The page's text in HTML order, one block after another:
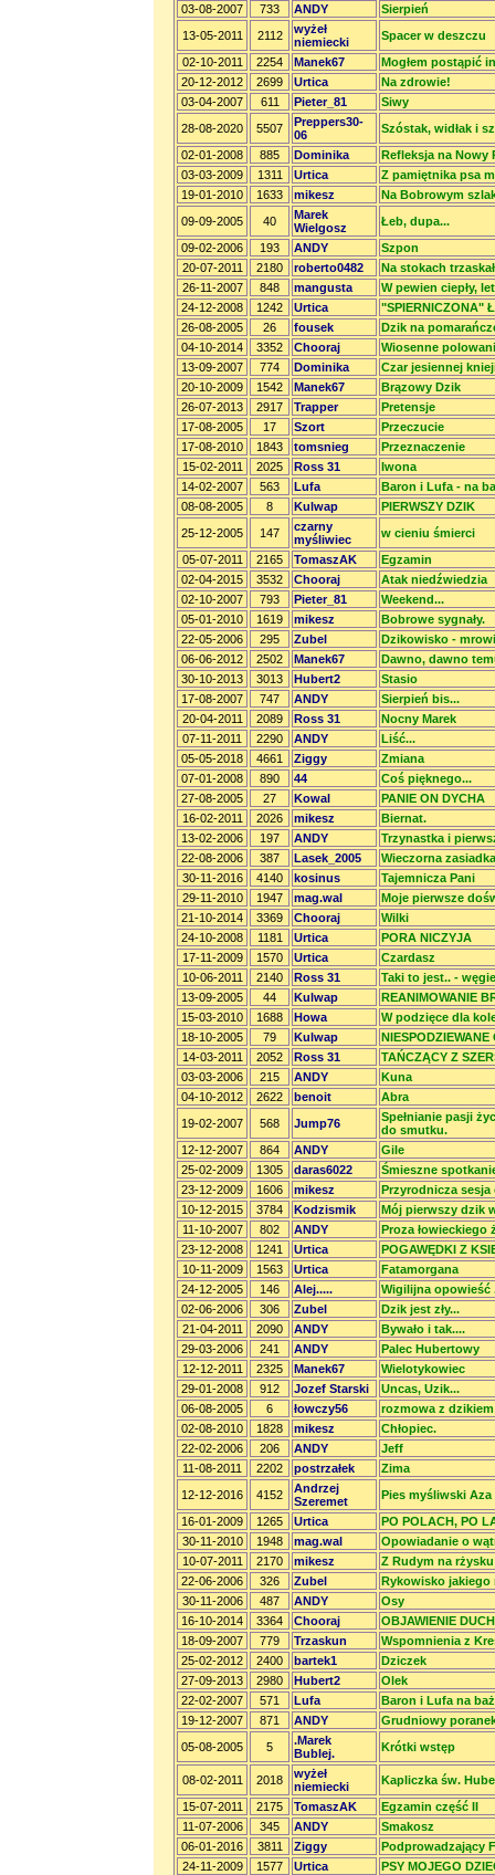
03-08-2007 733 ANDY
Sierpień
13-05-2011
2112
wyżeł
niemiecki
Spacer w deszczu
02-10-2011
2254 Manek67
Mogłem postąpić
20-12-2012
2699 Urtica
Na zdrowie!
03-04-2007
611 Pieter_81
Siwy
28-08-2020
5507
Preppers30-
06
Szóstak, widłak i
02-01-2008
885 Dominika
Refleksja na Nowy
03-03-2009
1311 Urtica
Z pamiętnika psa
19-01-2010
1633 mikesz
Na Bobrowym
09-09-2005
40
Marek
Wielgosz
Łeb, dupa...
09-02-2006
193 ANDY
Szpon
20-07-2011
2180 roberto0482
Na stokach
26-11-2007
848 mangusta
W pewien ciepły,
24-12-2008
1242 Urtica
"SPIERNICZONA"
26-08-2005
26 fousek
Dzik na
04-10-2014
3352 Chooraj
Wiosenne
13-09-2007
774 Dominika
Czar jesiennej
20-10-2009
1542 Manek67
Brązowy Dzik
26-07-2013
2917 Trapper
Pretensje
17-08-2005
17 Szort
Przeczucie
17-08-2010
1843 tomsnieg
Przeznaczenie
15-02-2011
2025 Ross 31
Iwona
14-02-2007
563 Lufa
Baron i Lufa - na
08-08-2005
8 Kulwap
PIERWSZY DZIK
25-12-2005
147
czarny
myśliwiec
w cieniu śmierci
05-07-2011
2165 TomaszAK
Egzamin
02-04-2015
3532 Chooraj
Atak niedźwiedzia
02-10-2007
793 Pieter_81
Weekend...
05-01-2010
1619 mikesz
Bobrowe sygnały.
22-05-2006
295 Zubel
Dzikowisko -
06-06-2012
2502 Manek67
Dawno, dawno
30-10-2013
3013 Hubert2
Stasio
17-08-2007
747 ANDY
Sierpień bis...
20-04-2011
2089 Ross 31
Nocny Marek
07-11-2011
2290 ANDY
Liść...
05-05-2018
4661 Ziggy
Zmiana
07-01-2008
890 44
Coś pięknego...
27-08-2005
27 Kowal
PANIE ON DYCHA
16-02-2011
2026 mikesz
Biernat.
13-02-2006
197 ANDY
Trzynastka i
22-08-2006
387 Lasek_2005
Wieczorna
30-11-2016
4140 kosinus
Tajemnicza Pani
29-11-2010
1947 mag.wal
Moje pierwsze
21-10-2014
3369 Chooraj
Wilki
24-10-2008
1181 Urtica
PORA NICZYJA
17-11-2009
1570 Urtica
Czardasz
10-06-2011
2140 Ross 31
Taki to jest.. -
13-09-2005
44 Kulwap
REANIMOWANIE
15-03-2010
1688 Howa
W podzięce dla
18-10-2005
79 Kulwap
NIESPODZIEWANE
14-03-2011
2052 Ross 31
TAŃCZĄCY Z
03-03-2006
215 ANDY
Kuna
04-10-2012
2622 benoit
Abra
19-02-2007
568 Jump76
Spełnianie pasji
do smutku.
12-12-2007
864 ANDY
Gile
25-02-2009
1305 daras6022
Śmieszne
23-12-2009
1606 mikesz
Przyrodnicza sesja
10-12-2015
3784 Kodzismik
Mój pierwszy dzik
11-10-2007
802 ANDY
Proza łowieckiego
23-12-2008
1241 Urtica
POGAWĘDKI Z
10-11-2009
1563 Urtica
Fatamorgana
24-12-2005
146 Alej.....
Wigilijna opowieść
02-06-2006
306 Zubel
Dzik jest zły...
21-04-2011
2090 ANDY
Bywało i tak....
29-03-2006
241 ANDY
Palec Hubertowy
12-12-2011
2325 Manek67
Wielotykowiec
29-01-2008
912 Jozef Starski
Uncas, Uzik...
06-08-2005
6 łowczy56
rozmowa z dzikiem
02-08-2010
1828 mikesz
Chłopiec.
22-02-2006
206 ANDY
Jeff
11-08-2011
2202 postrzałek
Zima
12-12-2016
4152
Andrzej
Szeremet
Pies myśliwski Aza
16-01-2009
1265 Urtica
PO POLACH, PO
30-11-2010
1948 mag.wal
Opowiadanie o
10-07-2011
2170 mikesz
Z Rudym na rżysku
22-06-2006
326 Zubel
Rykowisko jakiego
30-11-2006
487 ANDY
Osy
16-10-2014
3364 Chooraj
OBJAWIENIE
18-09-2007
779 Trzaskun
Wspomnienia z
25-02-2012
2400 bartek1
Dziczek
27-09-2013
2980 Hubert2
Olek
22-02-2007
571 Lufa
Baron i Lufa na
19-12-2007
871 ANDY
Grudniowy
05-08-2005
5
.Marek
Bublej.
Krótki wstęp
08-02-2011 2018
wyżeł
niemiecki
Kapliczka św.
15-07-2011
2175 TomaszAK
Egzamin część II
11-07-2006
345 ANDY
Smakosz
06-01-2016
3811 Ziggy
Podprowadzający
24-11-2009
1577 Urtica
PSY MOJEGO